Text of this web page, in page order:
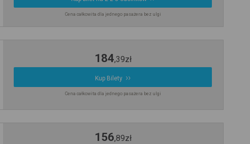
Cena całkowita dla jednego pasażera bez ulgi
184,39zł
Kup Bilety
Cena całkowita dla jednego pasażera bez ulgi
156,89zł